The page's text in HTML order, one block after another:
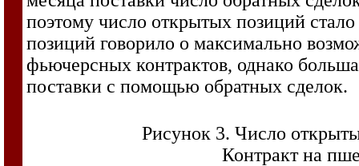
поэтому число открытых позиций
позиций говорило о максимально
фьючерсных контрактов, однако
поставки с помощью обратных сделок.
Рисунок 3. Число
Контракт на